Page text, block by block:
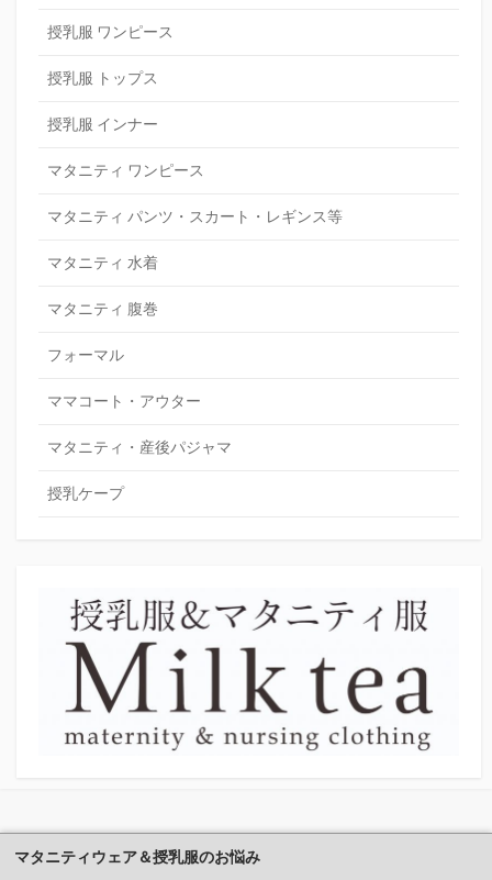
授乳服 ワンピース
授乳服 トップス
授乳服 インナー
マタニティ ワンピース
マタニティ パンツ・スカート・レギンス等
マタニティ 水着
マタニティ 腹巻
フォーマル
ママコート・アウター
マタニティ・産後パジャマ
授乳ケープ
マタニティウェア＆授乳服のお悩み